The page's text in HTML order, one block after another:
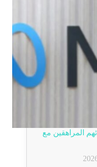
المراهقين مع